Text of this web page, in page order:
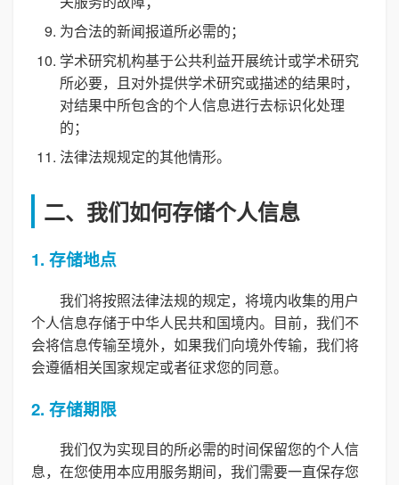
为合法的新闻报道所必需的；
学术研究机构基于公共利益开展统计或学术研究
所必要，且对外提供学术研究或描述的结果时，
对结果中所包含的个人信息进行去标识化处理
的；
法律法规规定的其他情形。
二、我们如何存储个人信息
1. 存储地点
我们将按照法律法规的规定，将境内收集的用户
个人信息存储于中华人民共和国境内。目前，我们不
会将信息传输至境外，如果我们向境外传输，我们将
会遵循相关国家规定或者征求您的同意。
2. 存储期限
我们仅为实现目的所必需的时间保留您的个人信
息，在您使用本应用服务期间，我们需要一直保存您